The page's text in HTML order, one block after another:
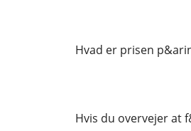
Hvad er prisen
Hvis du overvejer at